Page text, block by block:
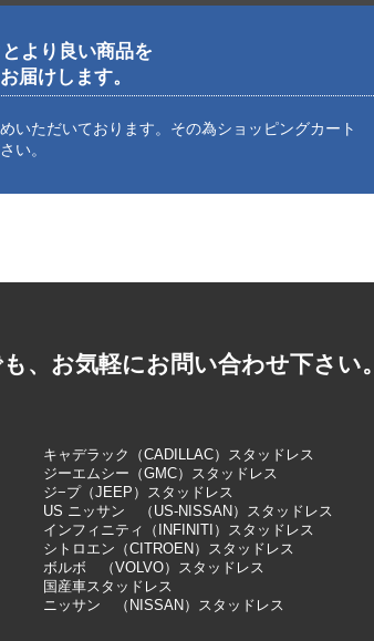
より良い商品を
届けします。
いただいております。その為ショッピングカート
い。
、お気軽にお問い合わせ下さい。
キャデラック（CADILLAC）スタッドレス
ジーエムシー（GMC）スタッドレス
ジ−プ（JEEP）スタッドレス
US ニッサン （US-NISSAN）スタッドレス
インフィニティ（INFINITI）スタッドレス
シトロエン（CITROEN）スタッドレス
ボルボ （VOLVO）スタッドレス
国産車スタッドレス
ニッサン （NISSAN）スタッドレス